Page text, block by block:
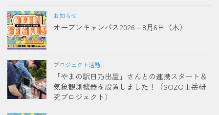
お知らせ
オープンキャンパス2026－8月6日（木）
プロジェクト活動
「やまの駅日乃出屋」さんとの連携スタート＆
気象観測機器を設置しました！（SOZO山岳研
究プロジェクト）